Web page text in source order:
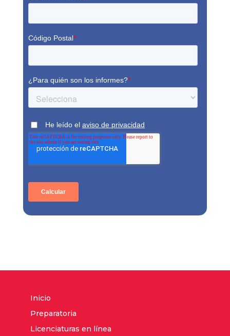
Inicio
Preparatoria
Licenciaturas en línea